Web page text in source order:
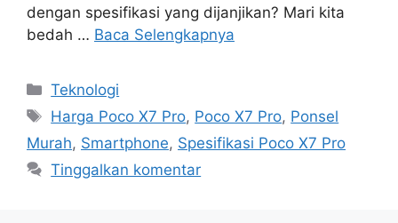
dengan spesifikasi yang dijanjikan? Mari kita
bedah … Baca Selengkapnya
Kategori
Teknologi
Tag
Harga Poco X7 Pro, Poco X7 Pro, Ponsel
Murah, Smartphone, Spesifikasi Poco X7 Pro
Tinggalkan komentar